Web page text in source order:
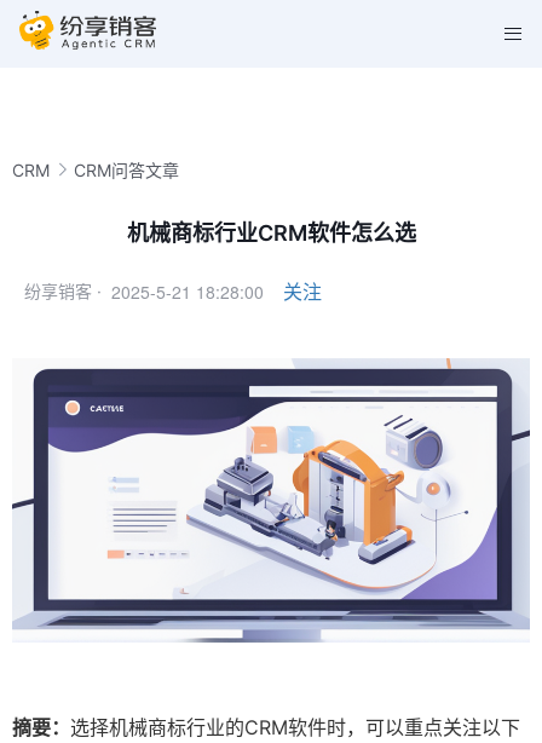
CRM CRM问答文章
机械商标行业CRM软件怎么选
纷享销客 · 2025-5-21 18:28:00 关注
摘要： 选择机械商标行业的CRM软件时，可以重点关注以下